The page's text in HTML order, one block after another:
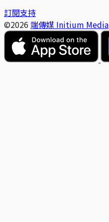
訂閱支持
©2026 端傳媒 Initium Media